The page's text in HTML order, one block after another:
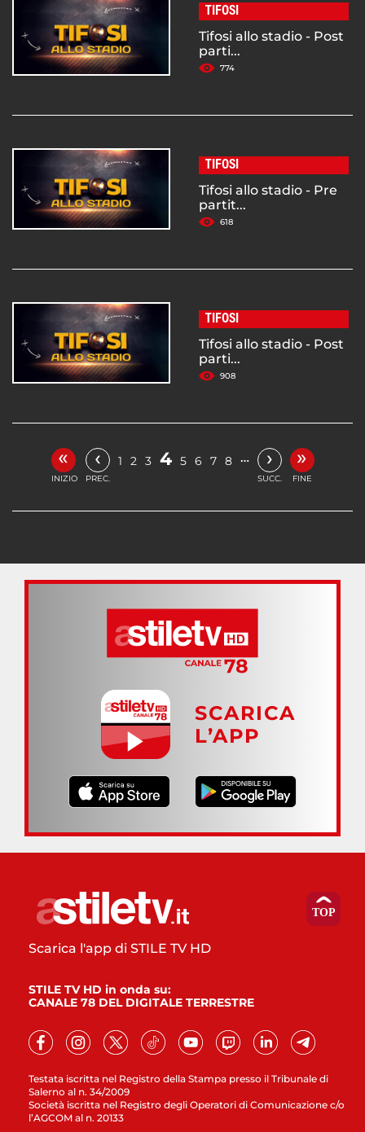
TIFOSI
Tifosi allo stadio - Post
parti...
774
TIFOSI
Tifosi allo stadio - Pre
partit...
618
TIFOSI
Tifosi allo stadio - Post
parti...
908
«
INIZIO
‹
PREC.
1 2 3 4 5 6 7 8 … ›
SUCC.
»
FINE
SCARICA
L’APP
Testata iscritta nel Registro della Stampa presso il Tribunale di
Salerno al n. 34/2009
Società iscritta nel Registro degli Operatori di Comunicazione c/o
l’AGCOM al n. 20133
Scarica l'app di STILE TV HD
STILE TV HD in onda su:
CANALE 78 DEL DIGITALE TERRESTRE